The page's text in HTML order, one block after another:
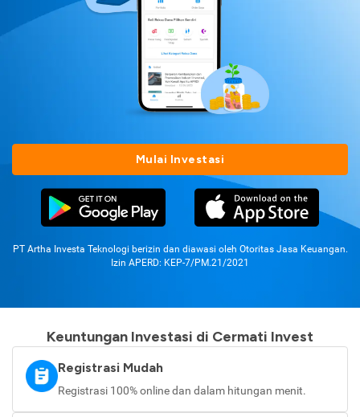
Mulai Investasi
PT Artha Investa Teknologi berizin dan diawasi oleh Otoritas Jasa Keuangan.
Izin APERD: KEP-7/PM.21/2021
Keuntungan Investasi di Cermati Invest
Registrasi Mudah
Registrasi 100% online dan dalam hitungan menit.